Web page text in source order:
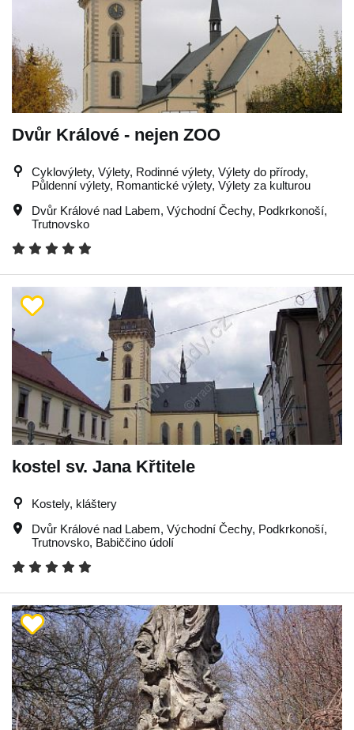
Dvůr Králové - nejen ZOO
Cyklovýlety, Výlety, Rodinné výlety, Výlety do přírody,
Půldenní výlety, Romantické výlety, Výlety za kulturou
Dvůr Králové nad Labem, Východní Čechy, Podkrkonoší,
Trutnovsko
kostel sv. Jana Křtitele
Kostely, kláštery
Dvůr Králové nad Labem, Východní Čechy, Podkrkonoší,
Trutnovsko, Babiččino údolí